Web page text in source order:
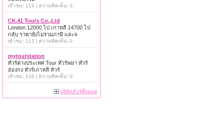
เข้าชม: 114 | ความคิดเห็น: 0
CK.41 Tours Co.,Ltd
London 12000 ไป เกาหลี 14700 ไป
กลับ ราคายังไม่รวมภาษี และจ
เข้าชม: 112 | ความคิดเห็น: 0
mytourstation
ทัวร์ต่างประเทศ Tour ทัวร์พม่า ทัวร์
ฮ่องกง ทัวร์เกาหลี ทัวร์
เข้าชม: 116 | ความคิดเห็น: 0
บริษัททัวร์ทั้งหมด